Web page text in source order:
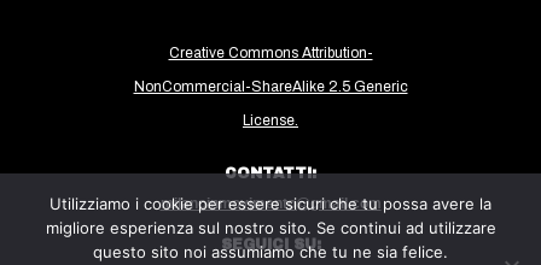
Creative Commons Attribution-
NonCommercial-ShareAlike 2.5 Generic
License.
CONTATTI:
milanoinmovimento@gmail.com
SEGUICI SU:
Utilizziamo i cookie per essere sicuri che tu possa avere la
migliore esperienza sul nostro sito. Se continui ad utilizzare
questo sito noi assumiamo che tu ne sia felice.